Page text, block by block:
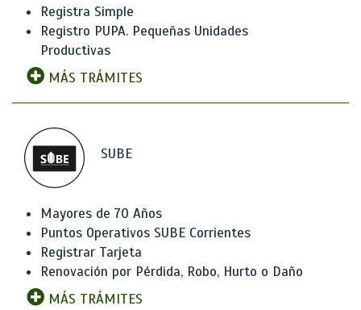
Registra Simple
Registro PUPA. Pequeñas Unidades
Productivas
MÁS TRÁMITES
SUBE
Mayores de 70 Años
Puntos Operativos SUBE Corrientes
Registrar Tarjeta
Renovación por Pérdida, Robo, Hurto o Daño
MÁS TRÁMITES